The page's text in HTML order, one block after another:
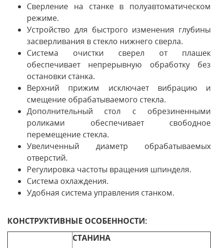
Сверление на станке в полуавтоматическом
режиме.
Устройство для быстрого изменения глубины
засверливания в стекло нижнего сверла.
Система очистки сверел от плашек
обеспечивает непрерывную обработку без
остановки станка.
Верхний прижим исключает вибрацию и
смещение обрабатываемого стекла.
Дополнительный стол с обрезиненными
роликами обеспечивает свободное
перемещение стекла.
Увеличенный диаметр обрабатываемых
отверстий.
Регулировка частоты вращения шпинделя.
Система охлаждения.
Удобная система управления станком.
КОНСТРУКТИВНЫЕ ОСОБЕННОСТИ:
СТАНИНА